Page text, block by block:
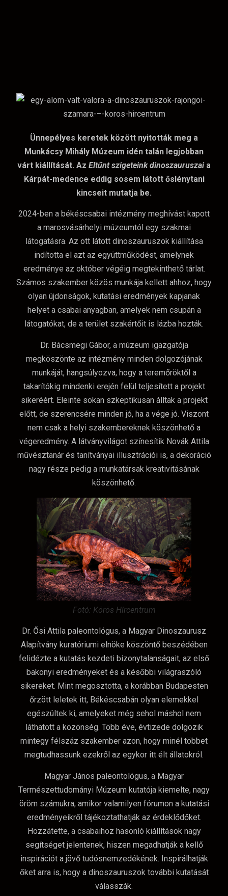
Ünnepélyes keretek között nyitották meg a
Munkácsy Mihály Múzeum idén talán legjobban
várt kiállítását. Az Eltűnt szigeteink dinoszauruszaia
Kárpát-medence eddig sosem látott őslénytani
kincseit mutatja be.
2024-ben a békéscsabai intézmény meghívást kapott
a marosvásárhelyi múzeumtól egy szakmai
látogatásra. Az ott látott dinoszauruszok kiállítása
indította el azt az együttműködést, amelynek
eredménye az október végéig megtekinthető tárlat.
Számos szakember közös munkája kellett ahhoz, hogy
olyan újdonságok, kutatási eredmények kapjanak
helyet a csabai anyagban, amelyek nem csupán a
látogatókat, de a terület szakértőit is lázba hozták.
Dr. Bácsmegi Gábor, a múzeum igazgatója
megköszönte az intézmény minden dolgozójának
munkáját, hangsúlyozva, hogy a teremőröktől a
takarítókig mindenki erején felül teljesített a projekt
sikeréért. Eleinte sokan szkeptikusan álltak a projekt
előtt, de szerencsére minden jó, ha a vége jó. Viszont
nem csak a helyi szakembereknek köszönhető a
végeredmény. A látványvilágot színesítik Novák Attila
művésztanár és tanítványai illusztrációi is, a dekoráció
nagy része pedig a munkatársak kreativitásának
köszönhető.
Fotó: Körös Hírcentrum
Dr. Ősi Attila paleontológus, a Magyar Dinoszaurusz
Alapítvány kuratóriumi elnöke köszöntő beszédében
felidézte a kutatás kezdeti bizonytalanságait, az első
bakonyi eredményeket és a későbbi világraszóló
sikereket. Mint megosztotta, a korábban Budapesten
őrzött leletek itt, Békéscsabán olyan elemekkel
egészültek ki, amelyeket még sehol máshol nem
láthatott a közönség. Több éve, évtizede dolgozik
mintegy félszáz szakember azon, hogy minél többet
megtudhassunk ezekről az egykor itt élt állatokról.
Magyar János paleontológus, a Magyar
Természettudományi Múzeum kutatója kiemelte, nagy
öröm számukra, amikor valamilyen fórumon a kutatási
eredményeikről tájékoztathatják az érdeklődőket.
Hozzátette, a csabaihoz hasonló kiállítások nagy
segítséget jelentenek, hiszen megadhatják a kellő
inspirációt a jövő tudósnemzedékének. Inspirálhatják
őket arra is, hogy a dinoszauruszok további kutatását
válasszák.